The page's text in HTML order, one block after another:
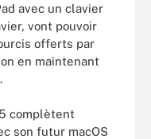
avec un clavier
vont pouvoir
offerts par
en maintenant
complètent
son futur macOS